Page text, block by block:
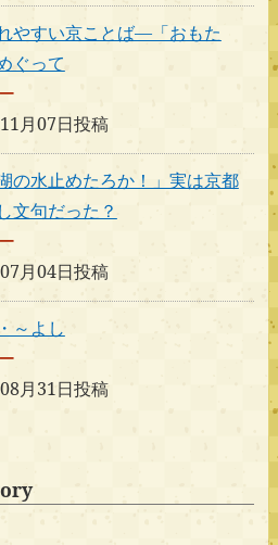
やすい京ことば―「おもた
ぐって
月07日投稿
の水止めたろか！」実は京都
文句だった？
月04日投稿
～よし
月31日投稿